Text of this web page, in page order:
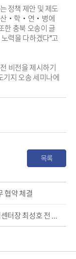
정책 제안 및 제도
산‧학‧연‧병에
한 충북 오송이 글
력을 다하겠다”고
비전을 제시하기
기지 오송 세미나에
목록
협약 체결
청주대 산하 충북국제개발협력센터장 최성호 전 코이카 지역사업 이사 임명